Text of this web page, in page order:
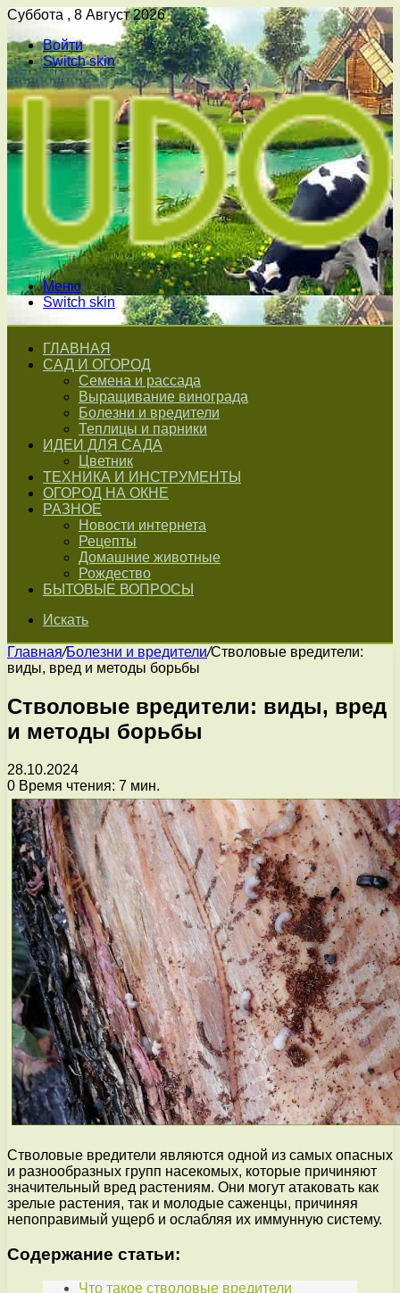
Суббота , 8 Август 2026
Войти
Switch skin
Меню
Switch skin
ГЛАВНАЯ
САД И ОГОРОД
Семена и рассада
Выращивание винограда
Болезни и вредители
Теплицы и парники
ИДЕИ ДЛЯ САДА
Цветник
ТЕХНИКА И ИНСТРУМЕНТЫ
ОГОРОД НА ОКНЕ
РАЗНОЕ
Новости интернета
Рецепты
Домашние животные
Рождество
БЫТОВЫЕ ВОПРОСЫ
Искать
Главная/Болезни и вредители/Стволовые вредители:
виды, вред и методы борьбы
Стволовые вредители: виды, вред
и методы борьбы
28.10.2024
0 Время чтения: 7 мин.
Стволовые вредители являются одной из самых опасных
и разнообразных групп насекомых, которые причиняют
значительный вред растениям. Они могут атаковать как
зрелые растения, так и молодые саженцы, причиняя
непоправимый ущерб и ослабляя их иммунную систему.
Содержание статьи:
Что такое стволовые вредители